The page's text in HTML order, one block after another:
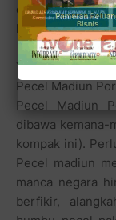
dingin khas
khasnya?).
Yang jelas bila
Pecel Madiun
Pecel Madiun
dibawa kemana-
kompak ini).
Pecel madiun
manca negara
berfikir,